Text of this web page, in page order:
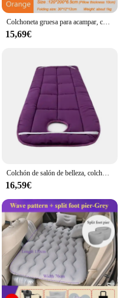
Colchoneta gruesa para acampar, colchón inflable ultraligero para 1-2 personas, cama de aire, colchón de aire plegable con almohada
15,69€
Colchón de salón de belleza, colchoneta gruesa, cojín de cama, colchón antideslizante, colchoneta de cama para salón de belleza de hospital, almohadilla de cama de masaje con agujero
16,59€